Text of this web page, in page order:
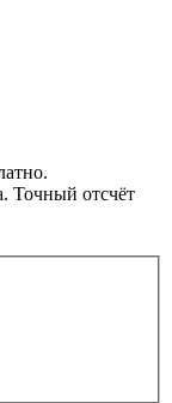
Точный отсчёт